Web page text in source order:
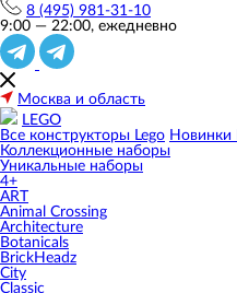
8 (495) 981-31-10
9:00 — 22:00, ежедневно
Москва и область
LEGO
Все конструкторы Lego Новинки
Коллекционные наборы
Уникальные наборы
4+
ART
Animal Crossing
Architecture
Botanicals
BrickHeadz
City
Classic